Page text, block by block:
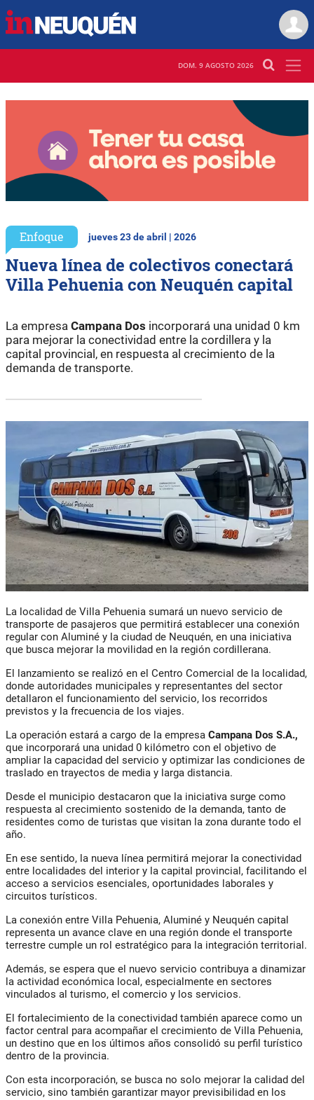
DOM. 9 AGOSTO 2026
Enfoque jueves 23 de abril | 2026
Nueva línea de colectivos conectará
Villa Pehuenia con Neuquén capital
La empresa Campana Dos incorporará una unidad 0 km
para mejorar la conectividad entre la cordillera y la
capital provincial, en respuesta al crecimiento de la
demanda de transporte.
La localidad de Villa Pehuenia sumará un nuevo servicio de
transporte de pasajeros que permitirá establecer una conexión
regular con Aluminé y la ciudad de Neuquén, en una iniciativa
que busca mejorar la movilidad en la región cordillerana.
El lanzamiento se realizó en el Centro Comercial de la localidad,
donde autoridades municipales y representantes del sector
detallaron el funcionamiento del servicio, los recorridos
previstos y la frecuencia de los viajes.
La operación estará a cargo de la empresa Campana Dos S.A.,
que incorporará una unidad 0 kilómetro con el objetivo de
ampliar la capacidad del servicio y optimizar las condiciones de
traslado en trayectos de media y larga distancia.
Desde el municipio destacaron que la iniciativa surge como
respuesta al crecimiento sostenido de la demanda, tanto de
residentes como de turistas que visitan la zona durante todo el
año.
En ese sentido, la nueva línea permitirá mejorar la conectividad
entre localidades del interior y la capital provincial, facilitando el
acceso a servicios esenciales, oportunidades laborales y
circuitos turísticos.
La conexión entre Villa Pehuenia, Aluminé y Neuquén capital
representa un avance clave en una región donde el transporte
terrestre cumple un rol estratégico para la integración territorial.
Además, se espera que el nuevo servicio contribuya a dinamizar
la actividad económica local, especialmente en sectores
vinculados al turismo, el comercio y los servicios.
El fortalecimiento de la conectividad también aparece como un
factor central para acompañar el crecimiento de Villa Pehuenia,
un destino que en los últimos años consolidó su perfil turístico
dentro de la provincia.
Con esta incorporación, se busca no solo mejorar la calidad del
servicio, sino también garantizar mayor previsibilidad en los